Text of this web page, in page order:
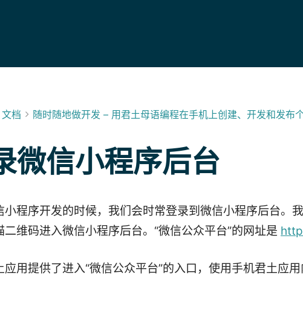
文档 随时随地做开发 – 用君土母语编程在手机上创建、开发和发布
微信小程序后台
小程序开发的时候，我们会时常登录到微信小程序后台。
二维码进入微信小程序后台。“微信公众平台”的网址是
应用提供了进入“微信公众平台”的入口，使用手机君土应